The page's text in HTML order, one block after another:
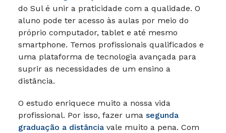
do Sul é unir a praticidade com a qualidade. O
aluno pode ter acesso às aulas por meio do
próprio computador, tablet e até mesmo
smartphone. Temos profissionais qualificados e
uma plataforma de tecnologia avançada para
suprir as necessidades de um ensino a
distância.
O estudo enriquece muito a nossa vida
profissional. Por isso, fazer uma segunda
graduação a distância vale muito a pena. Com